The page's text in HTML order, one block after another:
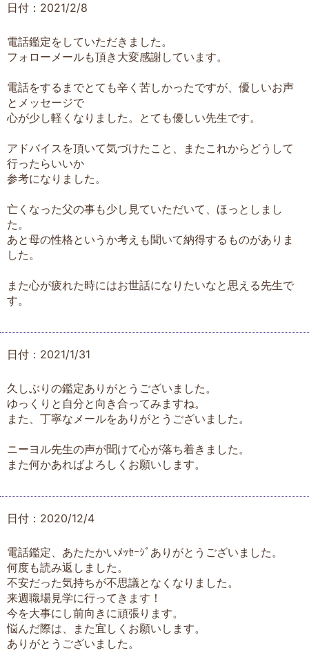
日付：2021/2/8
電話鑑定をしていただきました。
フォローメールも頂き大変感謝しています。
電話をするまでとても辛く苦しかったですが、優しいお声
とメッセージで
心が少し軽くなりました。とても優しい先生です。
アドバイスを頂いて気づけたこと、またこれからどうして
行ったらいいか
参考になりました。
亡くなった父の事も少し見ていただいて、ほっとしまし
た。
あと母の性格というか考えも聞いて納得するものがありま
した。
また心が疲れた時にはお世話になりたいなと思える先生で
す。
日付：2021/1/31
久しぶりの鑑定ありがとうございました。
ゆっくりと自分と向き合ってみますね。
また、丁寧なメールをありがとうございました。
ニーヨル先生の声が聞けて心が落ち着きました。
また何かあればよろしくお願いします。
日付：2020/12/4
電話鑑定、あたたかいﾒｯｾｰｼﾞありがとうございました。
何度も読み返しました。
不安だった気持ちが不思議となくなりました。
来週職場見学に行ってきます！
今を大事にし前向きに頑張ります。
悩んだ際は、また宜しくお願いします。
ありがとうございました。